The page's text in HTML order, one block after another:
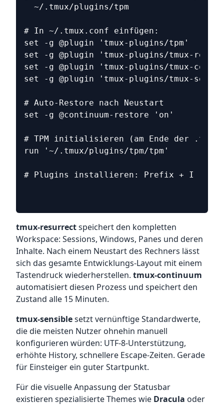
~/.tmux/plugins/tpm
# In ~/.tmux.conf einfügen:
set -g @plugin 'tmux-plugins/tpm'
set -g @plugin 'tmux-plugins/tmux-
set -g @plugin 'tmux-plugins/tmux-
set -g @plugin 'tmux-plugins/tmux-
# Auto-Restore nach Neustart
set -g @continuum-restore 'on'
# TPM initialisieren (am Ende der
run '~/.tmux/plugins/tpm/tpm'
# Plugins installieren: Prefix + I
tmux-resurrectspeichert den kompletten
Workspace: Sessions, Windows, Panes und deren
Inhalte. Nach einem Neustart des Rechners lässt
sich das gesamte Entwicklungs-Layout mit einem
Tastendruck wiederherstellen. tmux-continuum
automatisiert diesen Prozess und speichert den
Zustand alle 15 Minuten.
tmux-sensiblesetzt vernünftige Standardwerte,
die die meisten Nutzer ohnehin manuell
konfigurieren würden: UTF-8-Unterstützung,
erhöhte History, schnellere Escape-Zeiten. Gerade
für Einsteiger ein guter Startpunkt.
Für die visuelle Anpassung der Statusbar
existieren spezialisierte Themes wie Dracula oder